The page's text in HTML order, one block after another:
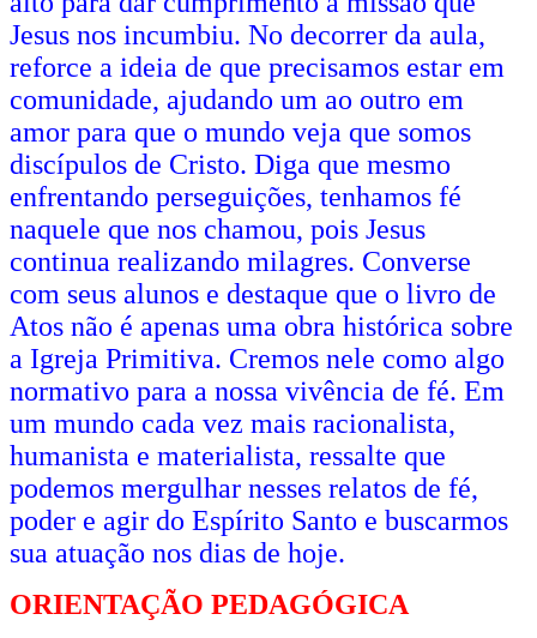
Jesus nos incumbiu. No decorrer da aula,
reforce a ideia de que precisamos estar em
comunidade, ajudando um ao outro em
amor para que o mundo veja que somos
discípulos de Cristo. Diga que mesmo
enfrentando perseguições, tenhamos fé
naquele que nos chamou, pois Jesus
continua realizando milagres. Converse
com seus alunos e destaque que o livro de
Atos não é apenas uma obra histórica sobre
a Igreja Primitiva. Cremos nele como algo
normativo para a nossa vivência de fé. Em
um mundo cada vez mais racionalista,
humanista e materialista, ressalte que
podemos mergulhar nesses relatos de fé,
poder e agir do Espírito Santo e buscarmos
sua atuação nos dias de hoje.
ORIENTAÇÃO PEDAGÓGICA